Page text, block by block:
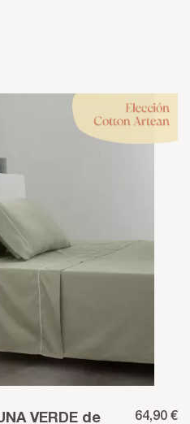
VERDE de 64,90 €